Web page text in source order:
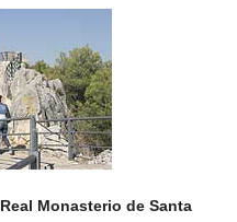
Real Monasterio de Santa